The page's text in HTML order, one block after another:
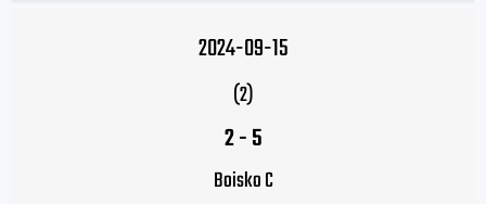
2024-09-15
(2)
2-5
Boisko C